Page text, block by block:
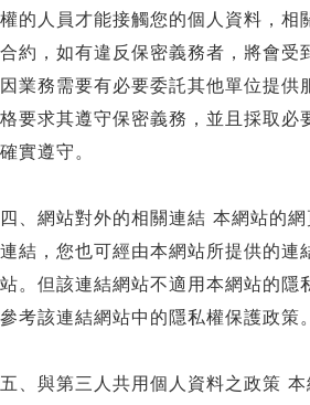
權的人員才能接觸您的個人資料，相
合約，如有違反保密義務者，將會受
因業務需要有必要委託其他單位提供
格要求其遵守保密義務，並且採取必
確實遵守。
四、網站對外的相關連結 本網站的
連結，您也可經由本網站所提供的連
站。但該連結網站不適用本網站的隱
參考該連結網站中的隱私權保護政策。
五、與第三人共用個人資料之政策